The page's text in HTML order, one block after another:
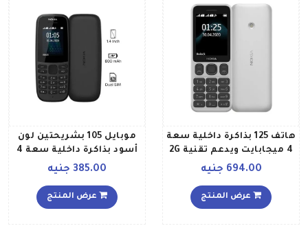
هاتف 125 بذاكرة داخلية سعة
4 ميجابايت ويدعم تقنية 2G
إصدار 2020، لون أبيض694.00 جنيه
عرض المنتج
موبايل 105 بشريحتين لون
أسود بذاكرة داخلية سعة 4
ميجابايت يدعم تقنية 2G
385.00 جنيه
عرض المنتج